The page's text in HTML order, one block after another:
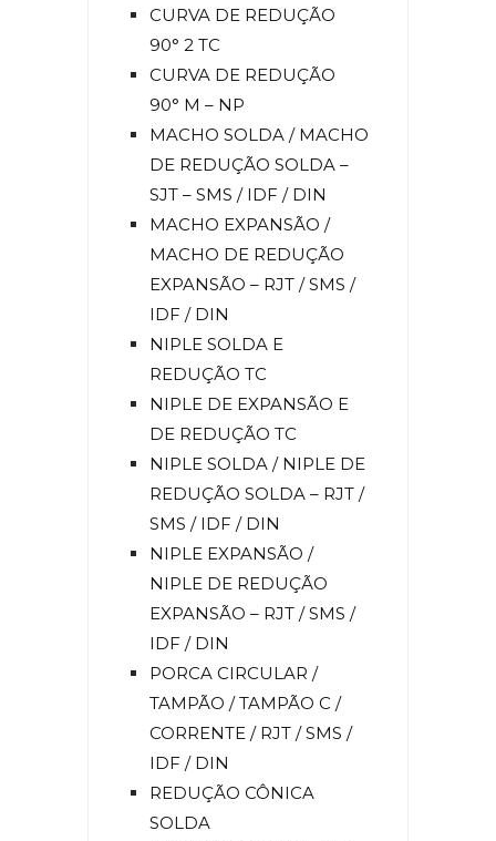
CURVA DE REDUÇÃO
90° 2 TC
CURVA DE REDUÇÃO
90° M – NP
MACHO SOLDA / MACHO
DE REDUÇÃO SOLDA –
SJT – SMS / IDF / DIN
MACHO EXPANSÃO /
MACHO DE REDUÇÃO
EXPANSÃO – RJT / SMS /
IDF / DIN
NIPLE SOLDA E
REDUÇÃO TC
NIPLE DE EXPANSÃO E
DE REDUÇÃO TC
NIPLE SOLDA / NIPLE DE
REDUÇÃO SOLDA – RJT /
SMS / IDF / DIN
NIPLE EXPANSÃO /
NIPLE DE REDUÇÃO
EXPANSÃO – RJT / SMS /
IDF / DIN
PORCA CIRCULAR /
TAMPÃO / TAMPÃO C /
CORRENTE / RJT / SMS /
IDF / DIN
REDUÇÃO CÔNICA
SOLDA